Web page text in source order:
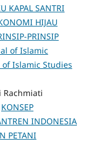
KAPAL SANTRI
HIJAU
PRINSIP
of Islamic
of Islamic Studies
KONSEP
INDONESIA
PETANI